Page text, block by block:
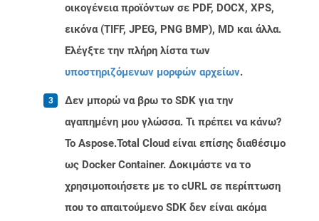
οικογένεια προϊόντων σε PDF, DOCX, XPS,
εικόνα (TIFF, JPEG, PNG BMP), MD και άλλα.
Ελέγξτε την πλήρη λίστα των
υποστηριζόμενων μορφών αρχείων.
Δεν μπορώ να βρω το SDK για την
αγαπημένη μου γλώσσα. Τι πρέπει να κάνω?
Το Aspose.Total Cloud είναι επίσης διαθέσιμο
ως Docker Container. Δοκιμάστε να το
χρησιμοποιήσετε με το cURL σε περίπτωση
που το απαιτούμενο SDK δεν είναι ακόμα